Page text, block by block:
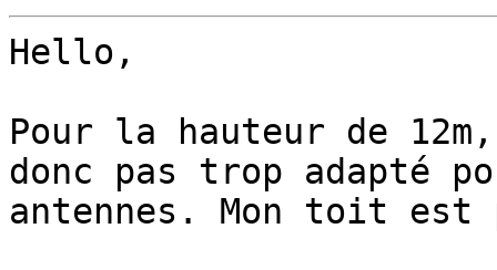
Hello,
Pour la hauteur de
donc pas trop adapté
antennes. Mon toit est